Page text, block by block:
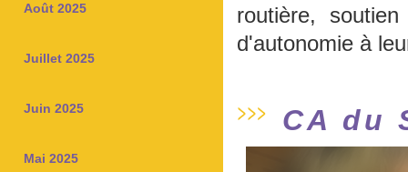
Août 2025
Juillet 2025
Juin 2025
Mai 2025
routière,
d'autonomie à
CA du